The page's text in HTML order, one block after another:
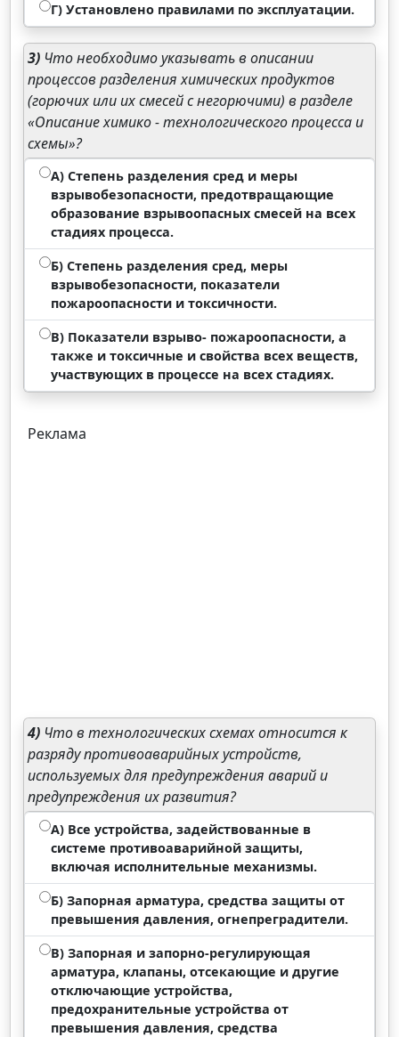
Г) Установлено правилами по эксплуатации.
3) Что необходимо указывать в описании
процессов разделения химических продуктов
(горючих или их смесей с негорючими) в разделе
«Описание химико - технологического процесса и
схемы»?
А) Степень разделения сред и меры
взрывобезопасности, предотвращающие
образование взрывоопасных смесей на всех
стадиях процесса.
Б) Степень разделения сред, меры
взрывобезопасности, показатели
пожароопасности и токсичности.
В) Показатели взрыво- пожароопасности, а
также и токсичные и свойства всех веществ,
участвующих в процессе на всех стадиях.
Реклама
4) Что в технологических схемах относится к
разряду противоаварийных устройств,
используемых для предупреждения аварий и
предупреждения их развития?
А) Все устройства, задействованные в
системе противоаварийной защиты,
включая исполнительные механизмы.
Б) Запорная арматура, средства защиты от
превышения давления, огнепреградители.
В) Запорная и запорно-регулирующая
арматура, клапаны, отсекающие и другие
отключающие устройства,
предохранительные устройства от
превышения давления, средства